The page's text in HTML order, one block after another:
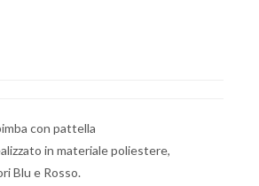
con pattella
in materiale poliestere,
Blu e Rosso.